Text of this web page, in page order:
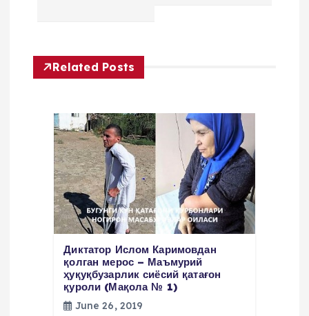
g
Related Posts
Диктатор Ислом Каримовдан
қолган мерос – Маъмурий
ҳуқуқбузарлик сиёсий қатағон
қуроли (Мақола № 1)
June 26, 2019